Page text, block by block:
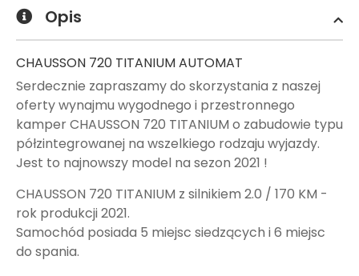
Opis
CHAUSSON 720 TITANIUM AUTOMAT
Serdecznie zapraszamy do skorzystania z naszej
oferty wynajmu wygodnego i przestronnego
kamper CHAUSSON 720 TITANIUM o zabudowie typu
półzintegrowanej na wszelkiego rodzaju wyjazdy.
Jest to najnowszy model na sezon 2021 !
CHAUSSON 720 TITANIUM z silnikiem 2.0 / 170 KM -
rok produkcji 2021.
Samochód posiada 5 miejsc siedzących i 6 miejsc
do spania.